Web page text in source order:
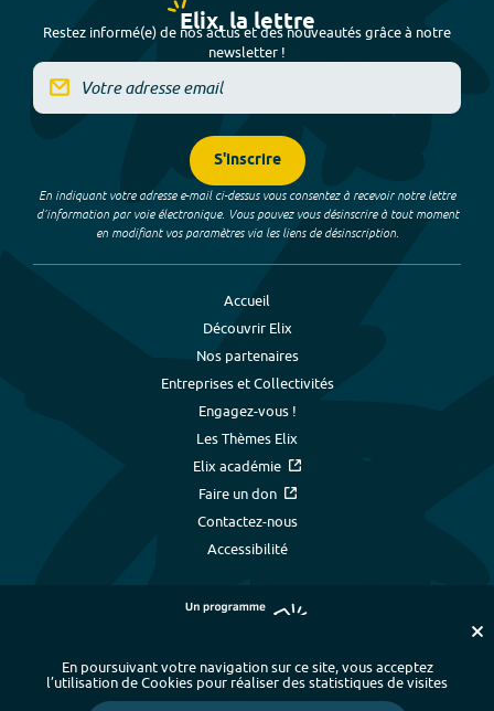
Elix, la lettre
Restez informé(e) de nos actus et des nouveautés grâce à notre
newsletter !
S'inscrire
En indiquant votre adresse e-mail ci-dessus vous consentez à recevoir notre lettre
d’information par voie électronique. Vous pouvez vous désinscrire à tout moment
en modifiant vos paramètres via les liens de désinscription.
Accueil
Découvrir Elix
Nos partenaires
Entreprises et Collectivités
Engagez-vous !
Les Thèmes Elix
Elix académie
Faire un don
Contactez-nous
Accessibilité
Plan du site - Index alphabétique -
En poursuivant votre navigation sur ce site, vous acceptez
l’utilisation de Cookies pour réaliser des statistiques de visites